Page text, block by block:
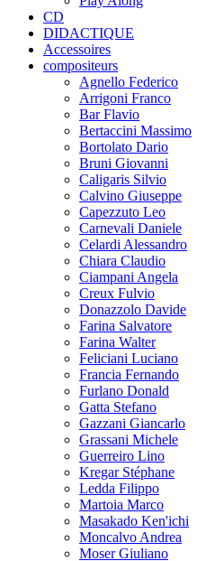
CD
DIDACTIQUE
Accessoires
compositeurs
Agnello Federico
Arrigoni Franco
Bar Flavio
Bertaccini Massimo
Bortolato Dario
Bruni Giovanni
Caligaris Silvio
Calvino Giuseppe
Capezzuto Leo
Carnevali Daniele
Celardi Alessandro
Chiara Claudio
Ciampani Angela
Creux Fulvio
Donazzolo Davide
Farina Salvatore
Farina Walter
Feliciani Luciano
Francia Fernando
Furlano Donald
Gatta Stefano
Gazzani Giancarlo
Grassani Michele
Guerreiro Lino
Kregar Stéphane
Ledda Filippo
Martoia Marco
Masakado Ken'ichi
Moncalvo Andrea
Moser Giuliano